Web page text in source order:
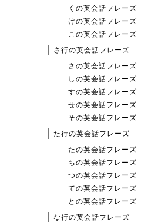
くの英会話フレーズ
けの英会話フレーズ
この英会話フレーズ
さ行の英会話フレーズ
さの英会話フレーズ
しの英会話フレーズ
すの英会話フレーズ
せの英会話フレーズ
その英会話フレーズ
た行の英会話フレーズ
たの英会話フレーズ
ちの英会話フレーズ
つの英会話フレーズ
ての英会話フレーズ
との英会話フレーズ
な行の英会話フレーズ